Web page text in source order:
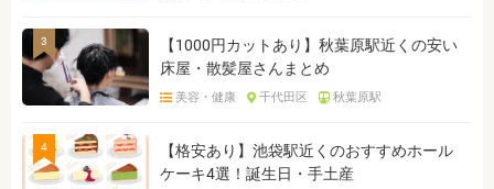
3
【1000円カットあり】秋葉原駅近くの安い
床屋・散髪屋さんまとめ
美容・健康 千代田区 秋葉原駅
4
【格安あり】池袋駅近くのおすすめホール
ケーキ4選！誕生日・手土産